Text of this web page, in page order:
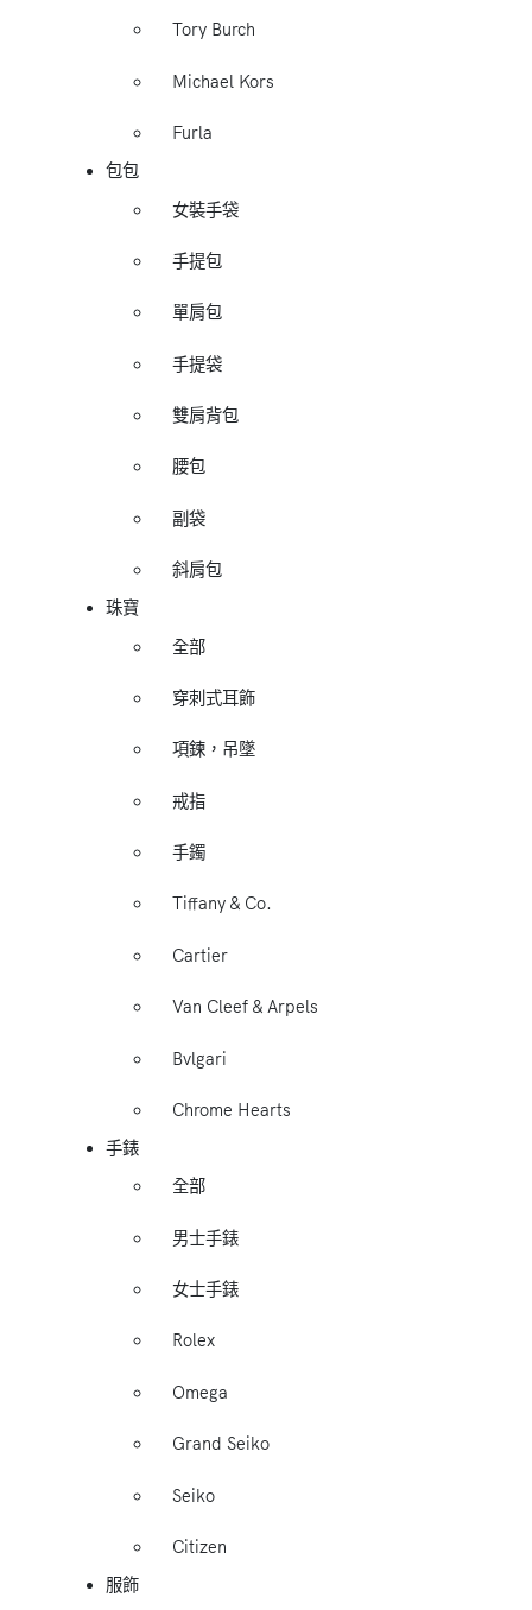
Tory Burch
Michael Kors
Furla
包包
女裝手袋
手提包
單肩包
手提袋
雙肩背包
腰包
副袋
斜肩包
珠寶
全部
穿刺式耳飾
項鍊，吊墜
戒指
手鐲
Tiffany & Co.
Cartier
Van Cleef & Arpels
Bvlgari
Chrome Hearts
手錶
全部
男士手錶
女士手錶
Rolex
Omega
Grand Seiko
Seiko
Citizen
服飾